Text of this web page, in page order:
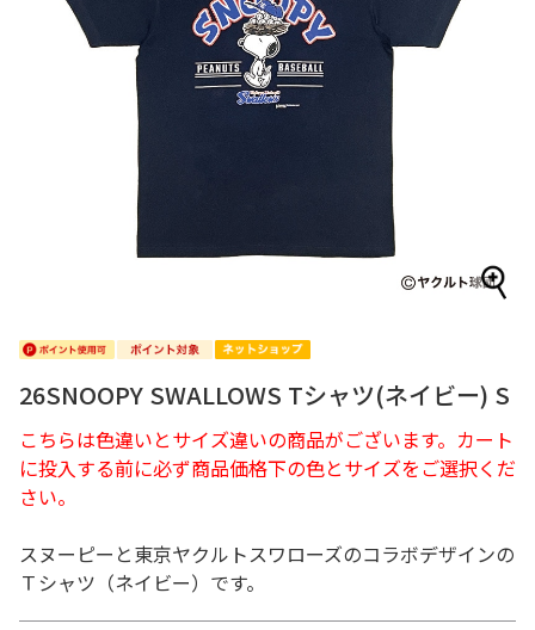
26SNOOPY SWALLOWS Tシャツ(ネイビー) S
こちらは色違いとサイズ違いの商品がございます。カート
に投入する前に必ず商品価格下の色とサイズをご選択くだ
さい。
スヌーピーと東京ヤクルトスワローズのコラボデザインの
Ｔシャツ（ネイビー）です。